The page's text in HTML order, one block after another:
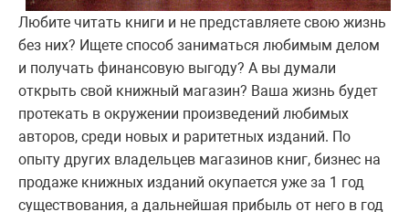
Любите читать книги и не представляете свою жизнь
без них? Ищете способ заниматься любимым делом
и получать финансовую выгоду? А вы думали
открыть свой книжный магазин? Ваша жизнь будет
протекать в окружении произведений любимых
авторов, среди новых и раритетных изданий. По
опыту других владельцев магазинов книг, бизнес на
продаже книжных изданий окупается уже за 1 год
существования, а дальнейшая прибыль от него в год